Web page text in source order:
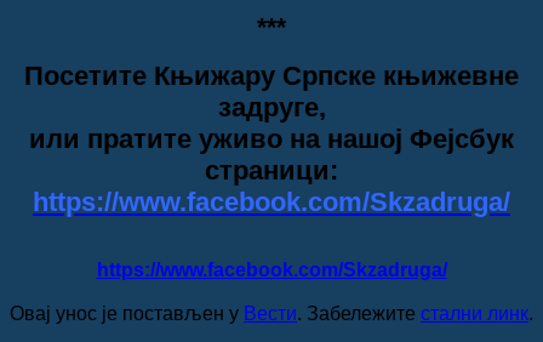
***
Посетите Књижару Српске књижевне
задруге,
или пратите уживо на нашој Фејсбук
страници:
https://www.facebook.com/Skzadruga/
https://www.facebook.com/Skzadruga/
Овај унос је постављен у Вести. Забележите стални линк.